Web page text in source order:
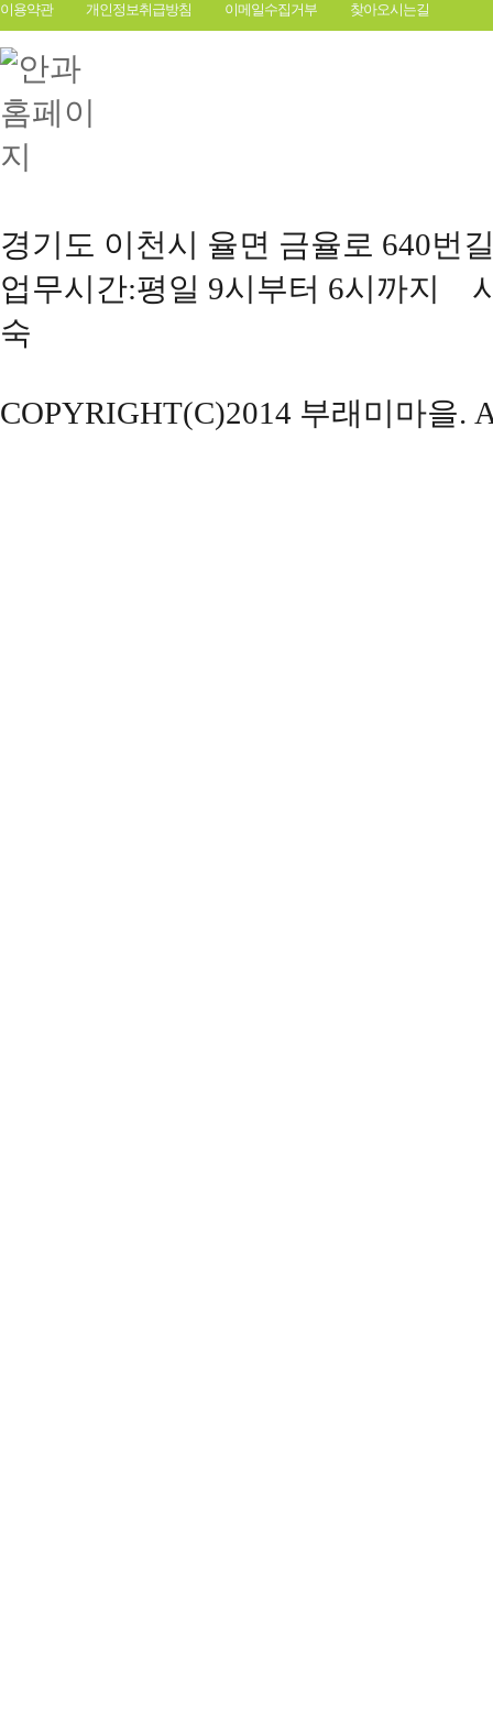
이용약관 개인정보취급방침 이메일수집거부 찾아오시는길
경기도 이천시 율면 금율로 640번
업무시간:평일 9시부터 6시까지
숙
COPYRIGHT(C)2014 부래미마을.